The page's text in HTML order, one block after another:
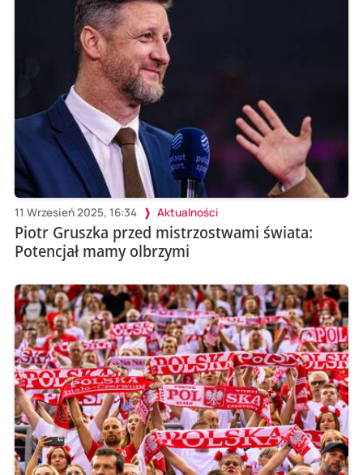
11 Wrzesień 2025, 16:34 Aktualności
Piotr Gruszka przed mistrzostwami świata:
Potencjał mamy olbrzymi